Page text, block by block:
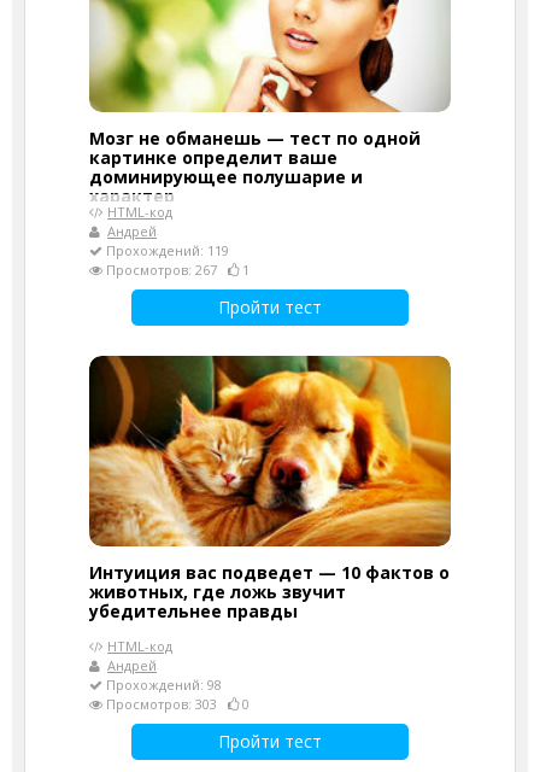
Мозг не обманешь — тест по одной
картинке определит ваше
доминирующее полушарие и
характер
HTML-код
Андрей
Прохождений: 119
Просмотров: 267
1
Пройти тест
Интуиция вас подведет — 10 фактов о
животных, где ложь звучит
убедительнее правды
HTML-код
Андрей
Прохождений: 98
Просмотров: 303
0
Пройти тест